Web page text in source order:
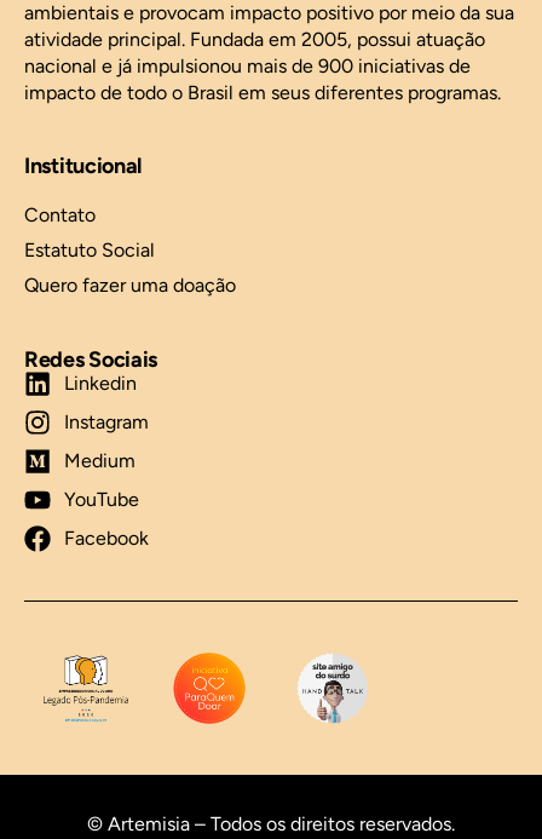
ambientais e provocam impacto positivo por meio da sua
atividade principal. Fundada em 2005, possui atuação
nacional e já impulsionou mais de 900 iniciativas de
impacto de todo o Brasil em seus diferentes programas.
Institucional
Contato
Estatuto Social
Quero fazer uma doação
Redes Sociais
Linkedin
Instagram
Medium
YouTube
Facebook
© Artemisia – Todos os direitos reservados.